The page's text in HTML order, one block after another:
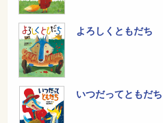
よろしくともだち
いつだってともだち